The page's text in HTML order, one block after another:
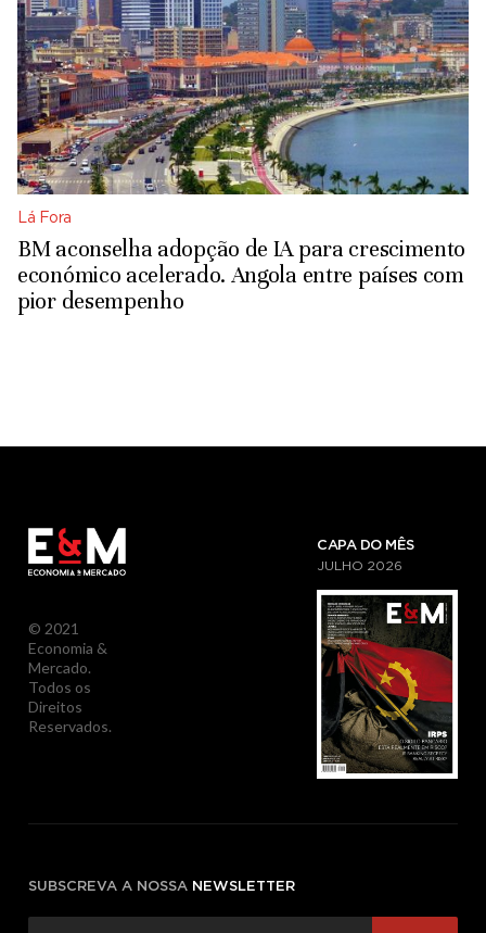
Lá Fora
BM aconselha adopção de IA para crescimento
económico acelerado. Angola entre países com
pior desempenho
© 2021
Economia &
Mercado.
Todos os
Direitos
Reservados.
CAPA DO MÊS
JULHO 2026
SUBSCREVA A NOSSA NEWSLETTER